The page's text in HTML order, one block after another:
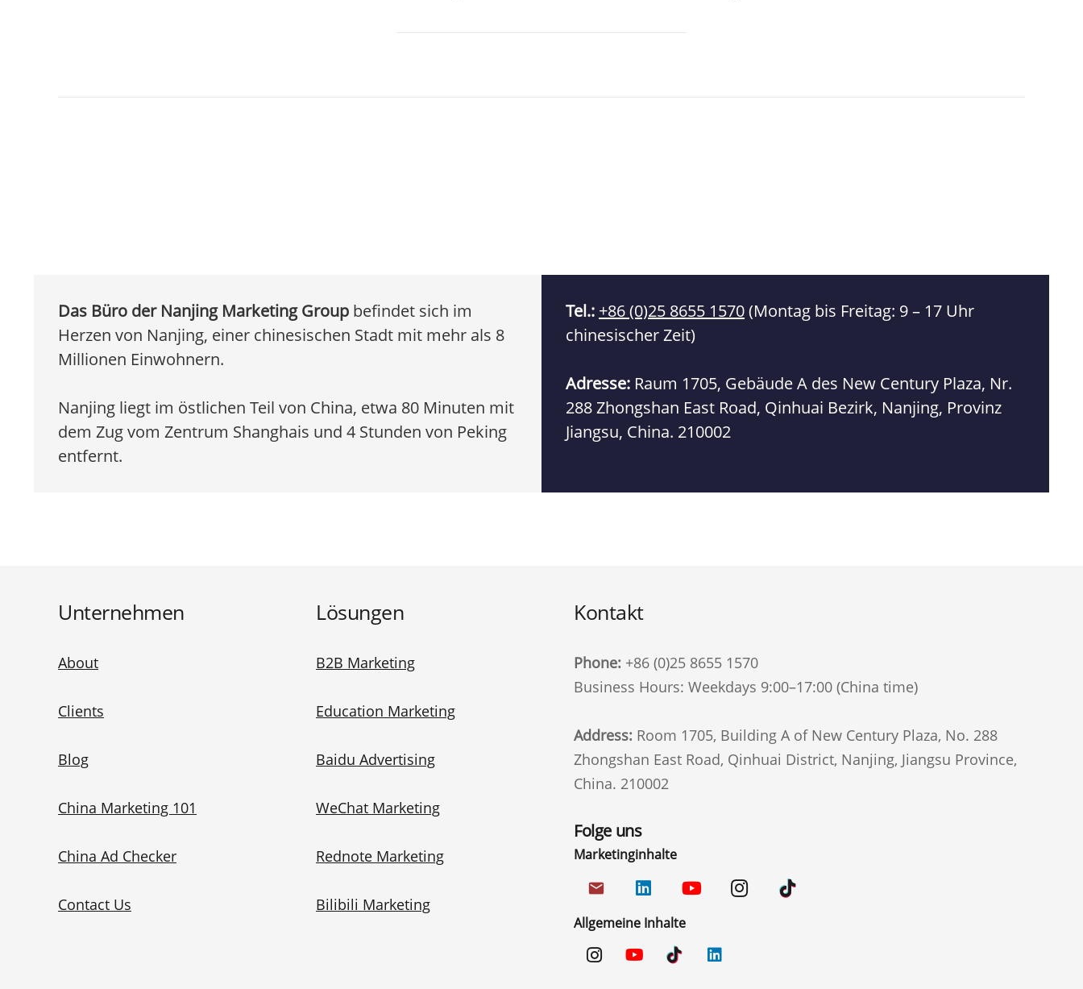
Das Büro der Nanjing Marketing Group befindet sich im
Herzen von Nanjing, einer chinesischen Stadt mit mehr als 8
Millionen Einwohnern.
Nanjing liegt im östlichen Teil von China, etwa 80 Minuten mit
dem Zug vom Zentrum Shanghais und 4 Stunden von Peking
entfernt.
Tel.: +86 (0)25 8655 1570(Montag bis Freitag: 9 – 17 Uhr
chinesischer Zeit)
Adresse: Raum 1705, Gebäude A des New Century Plaza, Nr.
288 Zhongshan East Road, Qinhuai Bezirk, Nanjing, Provinz
Jiangsu, China. 210002
Unternehmen
About
Clients
Blog
China Marketing 101
China Ad Checker
Contact Us
Lösungen
B2B Marketing
Education Marketing
Baidu Advertising
WeChat Marketing
Rednote Marketing
Bilibili Marketing
Kontakt
Phone: +86 (0)25 8655 1570
Business Hours: Weekdays 9:00–17:00 (China time)
Address: Room 1705, Building A of New Century Plaza, No. 288
Zhongshan East Road, Qinhuai District, Nanjing, Jiangsu Province,
China. 210002
Folge uns
Marketinginhalte
email
Allgemeine Inhalte